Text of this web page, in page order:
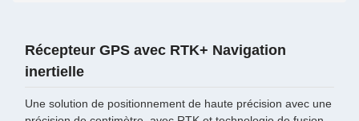
Récepteur GPS avec RTK+ Navigation
inertielle
Une solution de positionnement de haute précision avec une